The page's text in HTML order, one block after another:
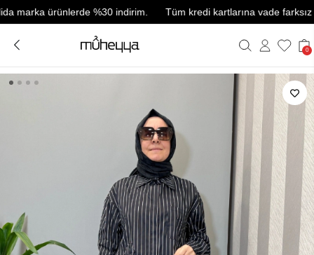
ürünlerde %30 indirim. Tüm kredi kartlarına vade farksız 3
0